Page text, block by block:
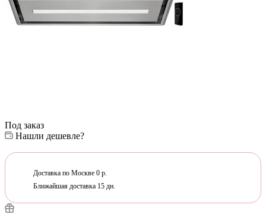
Под заказ
Нашли дешевле?
Доставка по Москве 0 р.
Ближайшая доставка 15 дн.